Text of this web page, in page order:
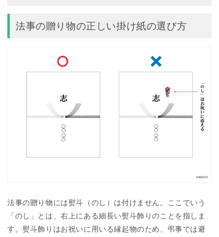
法事の贈り物の正しい掛け紙の選び方
法事の贈り物には熨斗（のし）は付けません。ここでいう
「のし」とは、右上にある細長い熨斗飾りのことを指しま
す。熨斗飾りはお祝いに用いる縁起物のため、弔事では避